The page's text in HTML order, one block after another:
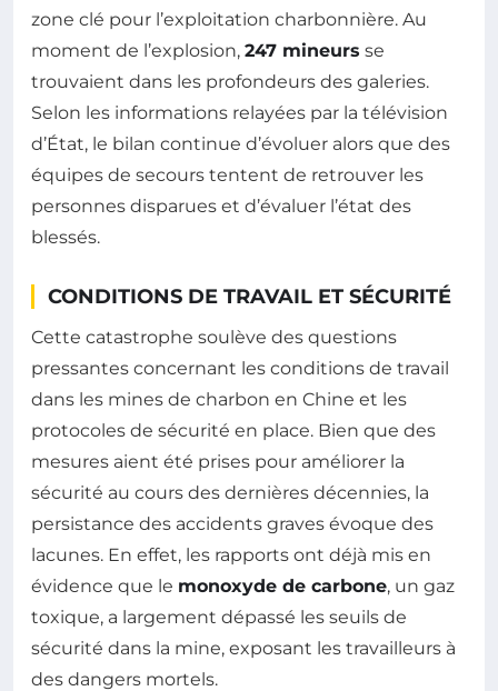
zone clé pour l’exploitation charbonnière. Au
moment de l’explosion, 247 mineurs se
trouvaient dans les profondeurs des galeries.
Selon les informations relayées par la télévision
d’État, le bilan continue d’évoluer alors que des
équipes de secours tentent de retrouver les
personnes disparues et d’évaluer l’état des
blessés.
CONDITIONS DE TRAVAIL ET SÉCURITÉ
Cette catastrophe soulève des questions
pressantes concernant les conditions de travail
dans les mines de charbon en Chine et les
protocoles de sécurité en place. Bien que des
mesures aient été prises pour améliorer la
sécurité au cours des dernières décennies, la
persistance des accidents graves évoque des
lacunes. En effet, les rapports ont déjà mis en
évidence que le monoxyde de carbone, un gaz
toxique, a largement dépassé les seuils de
sécurité dans la mine, exposant les travailleurs à
des dangers mortels.